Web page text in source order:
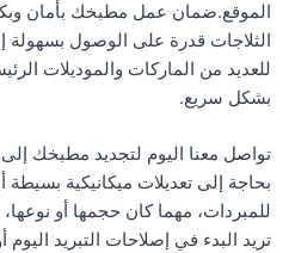
الموقع.ضمان عمل مطبخك بأمان
الثلاجات قدرة على الوصول بسهولة
للعديد من الماركات والموديلات
بشكل سريع.
تواصل معنا اليوم لتجديد مطبخك
بحاجة إلى تعديلات ميكانيكية بسيطة
للمبردات، مهما كان حجمها أو
تريد البدء في إصلاحات التبريد